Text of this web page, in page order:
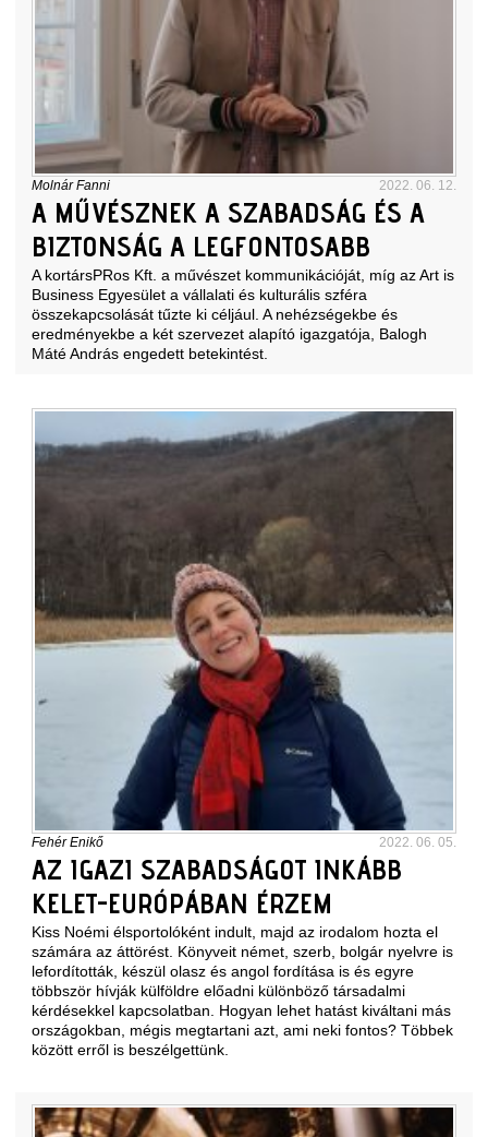
Molnár Fanni 2022. 06. 12.
A MŰVÉSZNEK A SZABADSÁG ÉS A
BIZTONSÁG A LEGFONTOSABB
A kortársPRos Kft. a művészet kommunikációját, míg az Art is
Business Egyesület a vállalati és kulturális szféra
összekapcsolását tűzte ki céljául. A nehézségekbe és
eredményekbe a két szervezet alapító igazgatója, Balogh
Máté András engedett betekintést.
Fehér Enikő 2022. 06. 05.
AZ IGAZI SZABADSÁGOT INKÁBB
KELET-EURÓPÁBAN ÉRZEM
Kiss Noémi élsportolóként indult, majd az irodalom hozta el
számára az áttörést. Könyveit német, szerb, bolgár nyelvre is
lefordították, készül olasz és angol fordítása is és egyre
többször hívják külföldre előadni különböző társadalmi
kérdésekkel kapcsolatban. Hogyan lehet hatást kiváltani más
országokban, mégis megtartani azt, ami neki fontos? Többek
között erről is beszélgettünk.